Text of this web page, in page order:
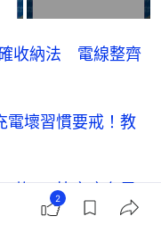
收納法 電線整齊
電壞習慣要戒！教
款Qi2快充座有異
2